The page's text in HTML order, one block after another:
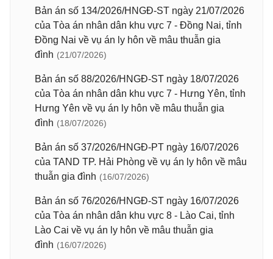
Bản án số 134/2026/HNGĐ-ST ngày 21/07/2026
của Tòa án nhân dân khu vực 7 - Đồng Nai, tỉnh
Đồng Nai về vụ án ly hôn về mâu thuẫn gia
đình (21/07/2026)
Bản án số 88/2026/HNGĐ-ST ngày 18/07/2026
của Tòa án nhân dân khu vực 7 - Hưng Yên, tỉnh
Hưng Yên về vụ án ly hôn về mâu thuẫn gia
đình (18/07/2026)
Bản án số 37/2026/HNGĐ-PT ngày 16/07/2026
của TAND TP. Hải Phòng về vụ án ly hôn về mâu
thuẫn gia đình (16/07/2026)
Bản án số 76/2026/HNGĐ-ST ngày 16/07/2026
của Tòa án nhân dân khu vực 8 - Lào Cai, tỉnh
Lào Cai về vụ án ly hôn về mâu thuẫn gia
đình (16/07/2026)